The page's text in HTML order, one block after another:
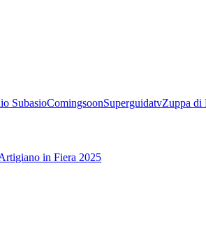
SubasioComingsoonSuperguidatvZuppa di
in Fiera 2025